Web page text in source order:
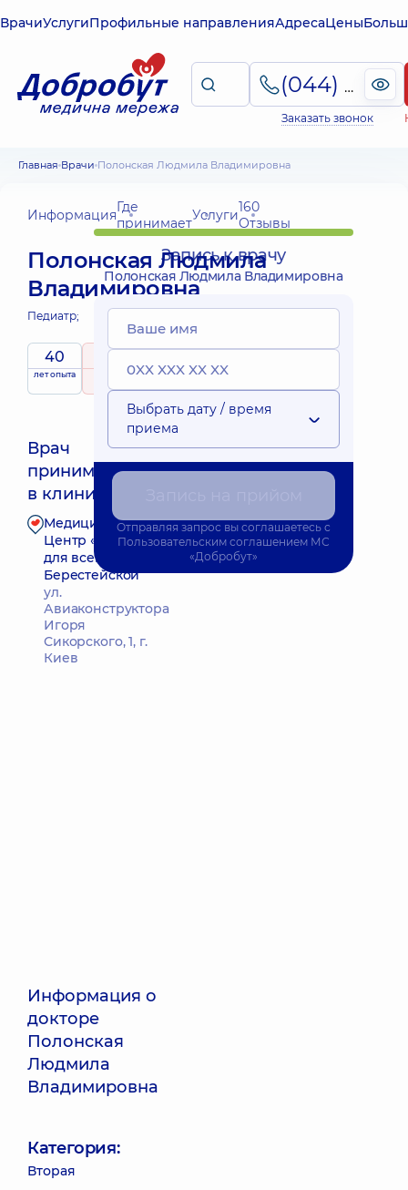
ВрачиУслугиПрофильные направленияАдресаЦены
(044) 495-2-888
Заказать звонок
Главная Врачи Полонская Людмила Владимировна
ИнформацияГде
принимаетУслуги160
Отзывы
Полонская Людмила
Владимировна
Педиатр;
40
лет опыта рейтингна основе
принимает
Врач
принимает
в клинике
Ближайшее время приема: Завтра о 09:00
Медицинский
Центр «Добробут»
для всей семьи на
Берестейской
ул.
Авиаконструктора
Игоря
Сикорского, 1, г.
Киев
Запись к врачу
Информация о
докторе
Полонская
Людмила
Владимировна
Категория:
Вторая
Запись к врачу
Полонская Людмила Владимировна
Выбрать дату / время
приема
Отправляя запрос вы соглашаетесь с
Пользовательским соглашением МС
«Добробут»